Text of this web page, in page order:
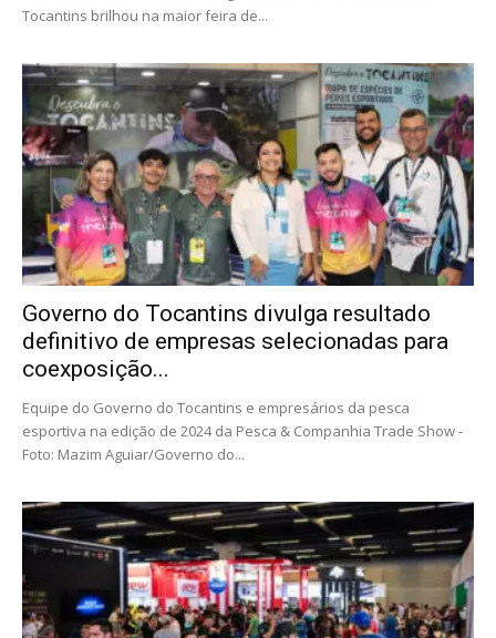
Tocantins brilhou na maior feira de...
Governo do Tocantins divulga resultado
definitivo de empresas selecionadas para
coexposição...
Equipe do Governo do Tocantins e empresários da pesca
esportiva na edição de 2024 da Pesca & Companhia Trade Show -
Foto: Mazim Aguiar/Governo do...